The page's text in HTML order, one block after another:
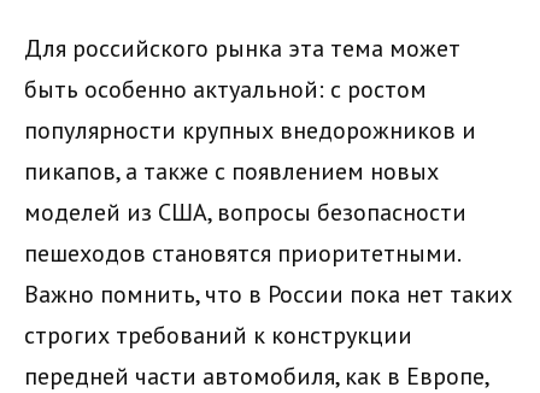
Для российского рынка эта тема может
быть особенно актуальной: с ростом
популярности крупных внедорожников и
пикапов, а также с появлением новых
моделей из США, вопросы безопасности
пешеходов становятся приоритетными.
Важно помнить, что в России пока нет таких
строгих требований к конструкции
передней части автомобиля, как в Европе,